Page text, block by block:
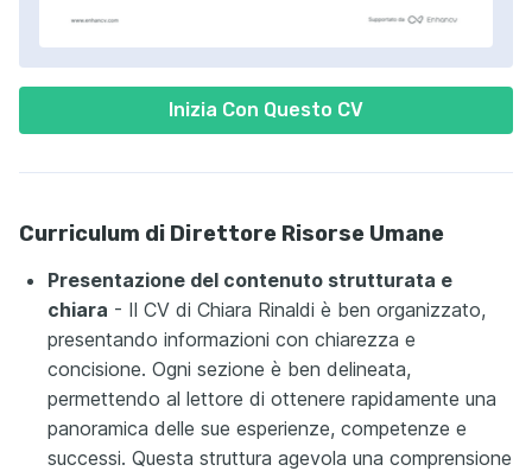
Inizia Con Questo CV
Curriculum di Direttore Risorse Umane
Presentazione del contenuto strutturata e
chiara - Il CV di Chiara Rinaldi è ben organizzato,
presentando informazioni con chiarezza e
concisione. Ogni sezione è ben delineata,
permettendo al lettore di ottenere rapidamente una
panoramica delle sue esperienze, competenze e
successi. Questa struttura agevola una comprensione